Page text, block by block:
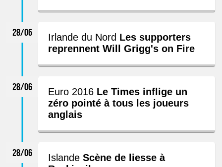
28/06 Irlande du Nord Les supporters
reprennent Will Grigg's on Fire
28/06 Euro 2016 Le Times inflige un
zéro pointé à tous les joueurs
anglais
28/06 Islande Scène de liesse à